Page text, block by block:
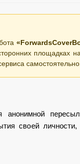
площадках
самостоятельно.
своей